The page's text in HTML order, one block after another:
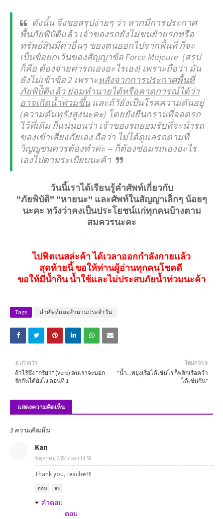
ดังนั้น จึงขอสรุปง่ายๆ ว่า หากมีการประกาศ
พื้นภัยพิบัติแล้ว เจ้าของรถยังไม่ขนย้ายรถหรือ
ทรัพย์สินมีค่าอื่นๆ ของตนออกไปจากพื้นที่ ก็จะ
เป็นข้อยกเว้นของสัญญาข้อ Force Majeure (สรุป
ก็คือ ต้องจ่ายค่ารถเองอะไรเอง) เพราะถือว่า มัน
ยังไม่เข้าข้อ 2 เพราะหลังจากการประกาศพื้นที่
ภัยพิบัิติแล้ว ย่อมทำนายได้หรือคาดการณ์ได้ว่า
อาจเกิดน้ำ่ท่วมขึ้นและถ้าัยังเป็นโรคความดันอยู่
(ความดันทุรังสูงนะคะ) โดยยังยืนกรานที่จอดรถ
ไว้ที่เดิม ก็แน่นอนว่า เจ้าของรถยอมรับที่จะนำรถ
ของเข้าเสี่ยงภัยเอง ถือว่า ไม่ได้ดูแลรถตามที่
วิญญูชนควรต้องทำค่ะ -- ก็ต้องซ่อมรถเองอะไร
เองไปตามระเบียบนะค้า
วันนี้เราได้เรียนรู้คำศัพท์เกี่ยวกับ
"ภัยพิบัติ" "หายนะ" และศัพท์ในสัญญาเล็กๆ น้อยๆ
นะคะ หวังว่าคงเป็นประโยชน์แก่ทุกคนบ้างตาม
สมควรนะคะ
ไปฟิตเนสล่ะค้า ได้เวลาออกกำลังกายแล้ว
สุดท้ายนี้ ขอให้ท่านผู้อ่านทุกคนโชคดี
ขอให้มีน้ำกิน น้ำใช้และไม่ประสบภัยน้ำท่วมนะค้า
Tags คำศัพท์และสำนวนประจำวัน
ใหม่กว่า
"น้ำ...พยุงเรือได้เช่นไร ก็พลิกเรือคว่ำ
ได้เช่นกัน"
เก่ากว่า
ถ้าไร้ซึ่ง "กริยา" (Verb) คนเราจะบอก
รักกันได้ยังไง ตอนที่ 1
แสดงความคิดเห็น
3 ความคิดเห็น
Kan
9 ตุลาคม 2554 เวลา 14:58
Thank you, teacher!!!
ตอบ ลบ
คำตอบ
ตอบ